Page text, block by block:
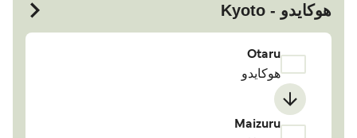
هوكايدو - Kyoto
Otaru
هوكايدو
Maizuru